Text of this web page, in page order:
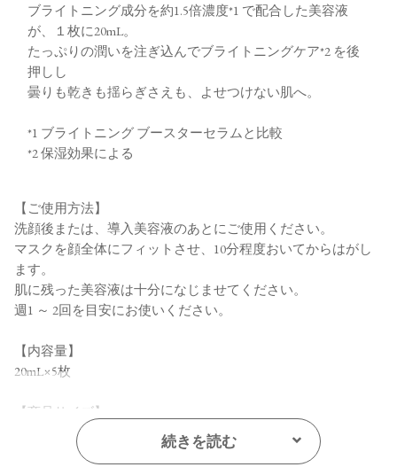
ブライトニング成分を約1.5倍濃度*1 で配合した美容液
が、１枚に20mL。
たっぷりの潤いを注ぎ込んでブライトニングケア*2 を後
押しし
曇りも乾きも揺らぎさえも、よせつけない肌へ。
*1 ブライトニング ブースターセラムと比較
*2 保湿効果による
【ご使用方法】
洗顔後または、導入美容液のあとにご使用ください。
マスクを顔全体にフィットさせ、10分程度おいてからはがし
ます。
肌に残った美容液は十分になじませてください。
週1 ～ 2回を目安にお使いください。
【内容量】
20mL×5枚
【商品サイズ】
160.5㎜×20㎜ ×116.5㎜(高さx奥行x幅)
続きを読む